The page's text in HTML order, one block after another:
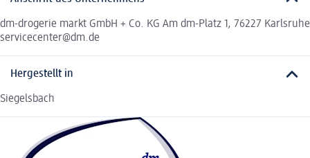
dm-drogerie markt GmbH + Co. KG Am dm-Platz 1, 76227 Karlsruhe
servicecenter@dm.de
Hergestellt in
Siegelsbach